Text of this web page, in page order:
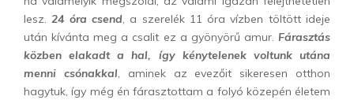
lesz.24 óra csend, a szerelék 11 óra vízben töltött ideje
után kívánta meg a csalit ez a gyönyörű amur. Fárasztás
közben elakadt a hal, így kénytelenek voltunk utána
menni csónakkal, aminek az evezőit sikeresen otthon
hagytuk, így még én fárasztottam a folyó közepén életem